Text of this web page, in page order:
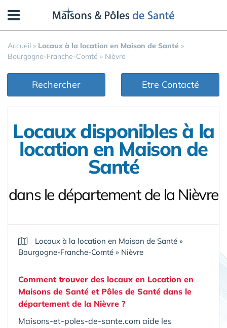
Accueil » Locaux à la location en Maison de Santé »
Bourgogne-Franche-Comté » Nièvre
Rechercher Etre Contacté
Locaux disponibles à la
location en Maison de
Santé
dans le département de la Nièvre
Locaux à la location en Maison de Santé »
Bourgogne-Franche-Comté » Nièvre
Comment trouver des locaux en Location en
Maisons de Santé et Pôles de Santé dans le
département de la Nièvre ?
Maisons-et-poles-de-sante.com aide les
Panneau de gestion des cookies